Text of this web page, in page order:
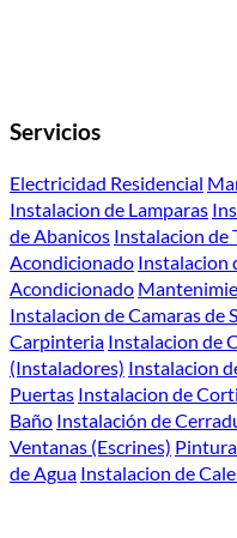
Servicios
Electricidad Residencial
Instalacion de Lamparas
de Abanicos Instalacion de
Acondicionado Instalacion
Acondicionado
Instalacion de Camaras de
Carpinteria Instalacion de
(Instaladores) Instalacion
Puertas Instalacion de
Baño Instalación de
Ventanas (Escrines)
de Agua Instalacion de